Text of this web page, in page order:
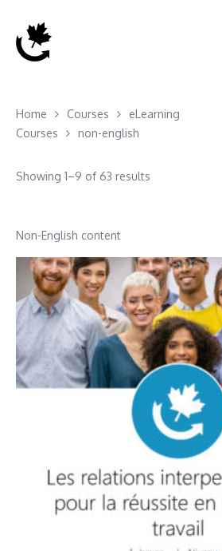
Home Courses
eLearning
Courses
non-english
Showing 1–9 of 63 results
Non-English content